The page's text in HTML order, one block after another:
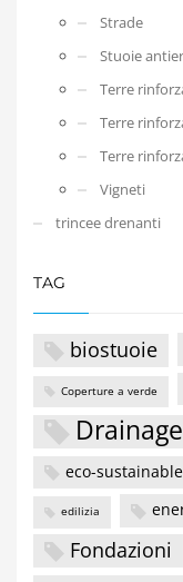
Strade
Stuoie
Terre
Terre
Terre
Vigneti
trincee drenanti
TAG
biostuoie
Coperture a verde
Drainage
eco-
edilizia
Fondazioni